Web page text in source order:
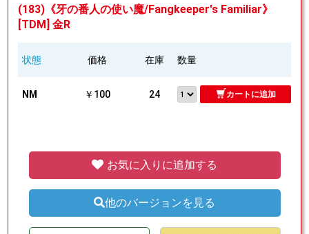
(183)《牙の番人の使い魔/Fangkeeper's Familiar》
[TDM] 金R
状態 価格 在庫 数量
NM ￥100 24 カートに追加
お気に入りに追加する
他のバージョンを見る